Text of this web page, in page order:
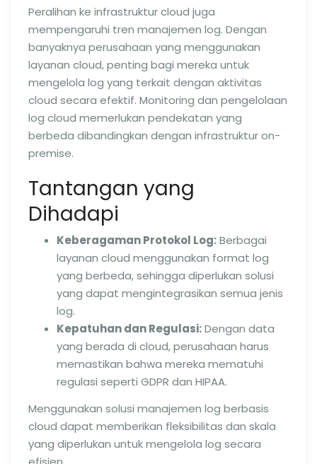
Peralihan ke infrastruktur cloud juga
mempengaruhi tren manajemen log. Dengan
banyaknya perusahaan yang menggunakan
layanan cloud, penting bagi mereka untuk
mengelola log yang terkait dengan aktivitas
cloud secara efektif. Monitoring dan pengelolaan
log cloud memerlukan pendekatan yang
berbeda dibandingkan dengan infrastruktur on-
premise.
Tantangan yang
Dihadapi
Keberagaman Protokol Log:Berbagai
layanan cloud menggunakan format log
yang berbeda, sehingga diperlukan solusi
yang dapat mengintegrasikan semua jenis
log.
Kepatuhan dan Regulasi:Dengan data
yang berada di cloud, perusahaan harus
memastikan bahwa mereka mematuhi
regulasi seperti GDPR dan HIPAA.
Menggunakan solusi manajemen log berbasis
cloud dapat memberikan fleksibilitas dan skala
yang diperlukan untuk mengelola log secara